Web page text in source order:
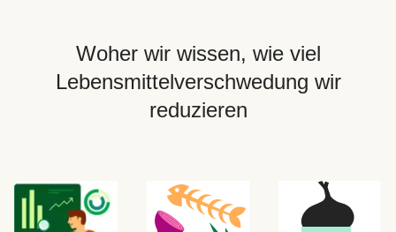
Woher wir wissen, wie viel
Lebensmittelverschwedung wir
reduzieren